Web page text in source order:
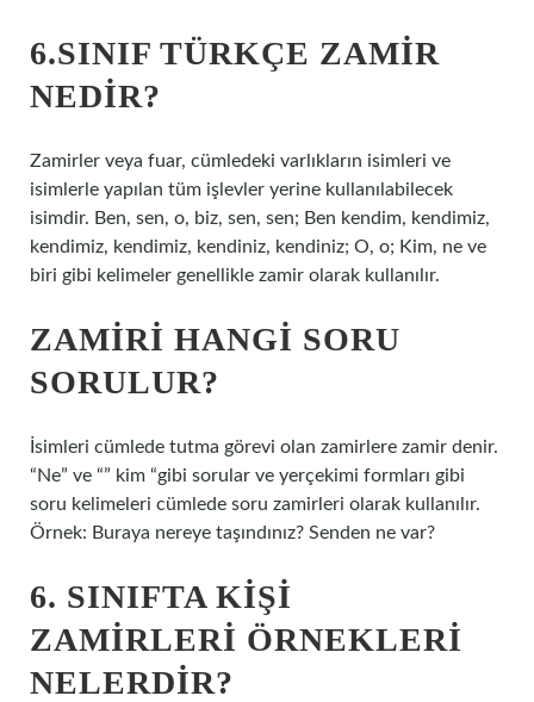
6.SINIF TÜRKÇE ZAMIR
NEDIR?
Zamirler veya fuar, cümledeki varlıkların isimleri ve
isimlerle yapılan tüm işlevler yerine kullanılabilecek
isimdir. Ben, sen, o, biz, sen, sen; Ben kendim, kendimiz,
kendimiz, kendimiz, kendiniz, kendiniz; O, o; Kim, ne ve
biri gibi kelimeler genellikle zamir olarak kullanılır.
ZAMIRI HANGI SORU
SORULUR?
İsimleri cümlede tutma görevi olan zamirlere zamir denir.
“Ne” ve “” kim “gibi sorular ve yerçekimi formları gibi
soru kelimeleri cümlede soru zamirleri olarak kullanılır.
Örnek: Buraya nereye taşındınız? Senden ne var?
6. SINIFTA KIŞI
ZAMIRLERI ÖRNEKLERI
NELERDIR?